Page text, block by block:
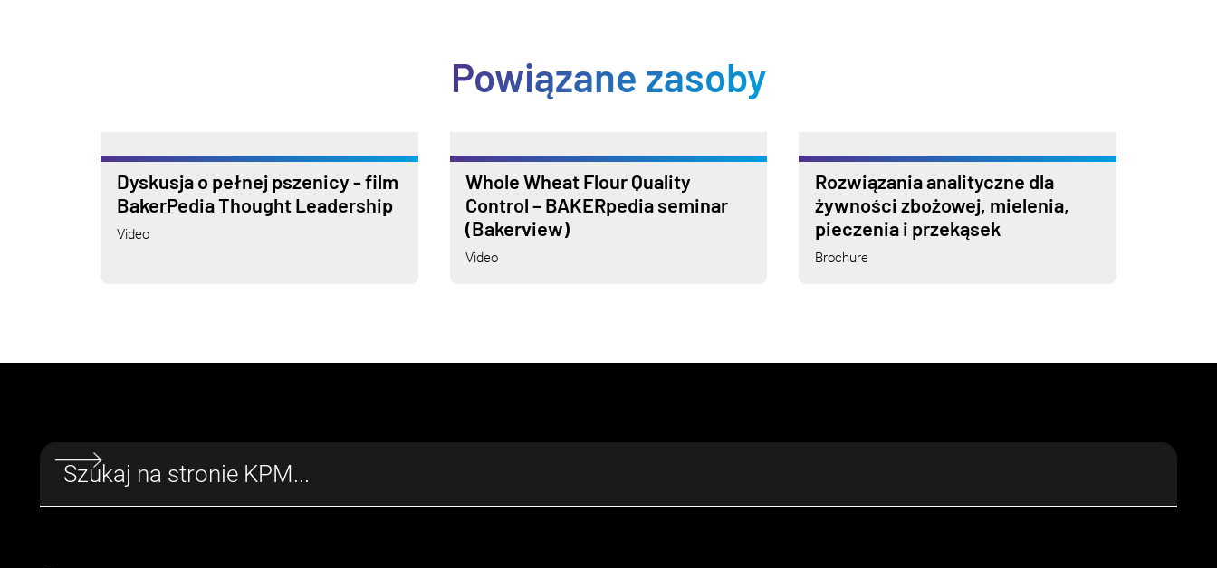
Powiązane zasoby
Dyskusja o pełnej pszenicy - film
BakerPedia Thought Leadership
Video
Whole Wheat Flour Quality
Control – BAKERpedia seminar
(Bakerview)
Video
Rozwiązania analityczne dla
żywności zbożowej, mielenia,
pieczenia i przekąsek
Brochure